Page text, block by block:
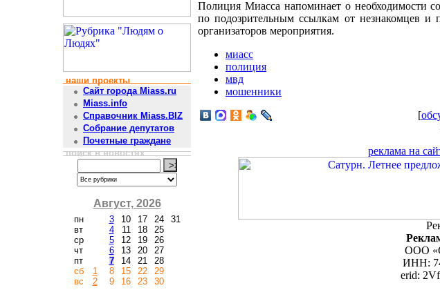
наши проекты
Сайт города Miass.ru
Miass.info
Справочник Miass.BIZ
Собрание депутатов
Почетные граждане
поиск в новостях
Август, 2026
пн
вт
ср
чт
пт
сб
вс
1
2
3
4
5
6
7
8
9
10
11
12
13
14
15
16
17
18
19
20
21
22
23
24
25
26
27
28
29
30
31
Полиция Миасса напоминает о необходимости
по подозрительным ссылкам от незнакомцев и
организаторов мероприятия.
миасс
полиция
мвд
мошенники
[
реклама на
ООО
ИНН:
erid: